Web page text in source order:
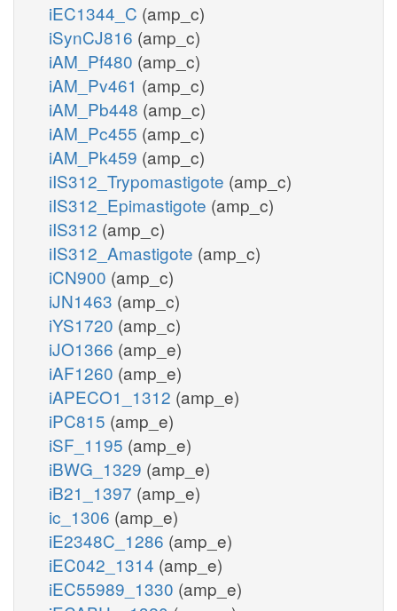
iEC1344_C (amp_c)
iSynCJ816 (amp_c)
iAM_Pf480 (amp_c)
iAM_Pv461 (amp_c)
iAM_Pb448 (amp_c)
iAM_Pc455 (amp_c)
iAM_Pk459 (amp_c)
iIS312_Trypomastigote (amp_c)
iIS312_Epimastigote (amp_c)
iIS312 (amp_c)
iIS312_Amastigote (amp_c)
iCN900 (amp_c)
iJN1463 (amp_c)
iYS1720 (amp_c)
iJO1366 (amp_e)
iAF1260 (amp_e)
iAPECO1_1312 (amp_e)
iPC815 (amp_e)
iSF_1195 (amp_e)
iBWG_1329 (amp_e)
iB21_1397 (amp_e)
ic_1306 (amp_e)
iE2348C_1286 (amp_e)
iEC042_1314 (amp_e)
iEC55989_1330 (amp_e)